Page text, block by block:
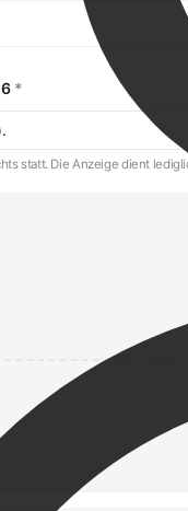
*
statt. Die Anzeige dient